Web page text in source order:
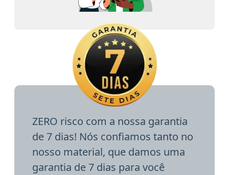
ZERO risco com a nossa garantia
de 7 dias! Nós confiamos tanto no
nosso material, que damos uma
garantia de 7 dias para você